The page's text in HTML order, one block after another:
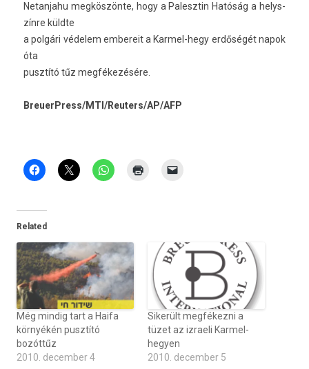
Netan­jahu megköszönte, hogy a Palesztin Hatóság a helys­
zínre küldte
a polgári védelem em­bereit a Karmel-hegy erdőségét napok
óta
pusztító tűz megfékezésére.
BreuerPress/MTI/­Reuters/AP­/AFP
Related
Még mindig tart a Haifa
környékén pusztító
bozóttűz
2010. december 4
Sikerült megfékezni a
tüzet az izraeli Karmel-
hegyen
2010. december 5